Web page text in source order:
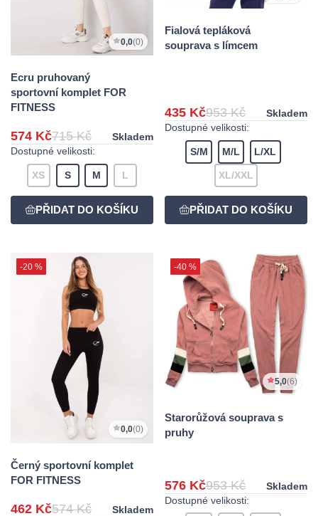
0,0(0)
Ecru pruhovaný
sportovní komplet FOR
FITNESS
574 Kč715 Kč
Skladem
Dostupné velikosti:
XS S M L
Fialová tepláková
souprava s límcem
435 Kč953 Kč
Skladem
Dostupné velikosti:
S/M M/L L/XL
XL/XXL
-20 %
0,0(0)
Černý sportovní komplet
FOR FITNESS
462 Kč574 Kč
Skladem
-40 %
5,0(6)
Starorůžová souprava s
pruhy
576 Kč953 Kč
Skladem
Dostupné velikosti: